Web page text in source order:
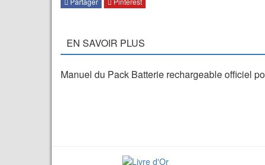
EN SAVOIR PLUS
Manuel du Pack Batterie rechargeable officiel